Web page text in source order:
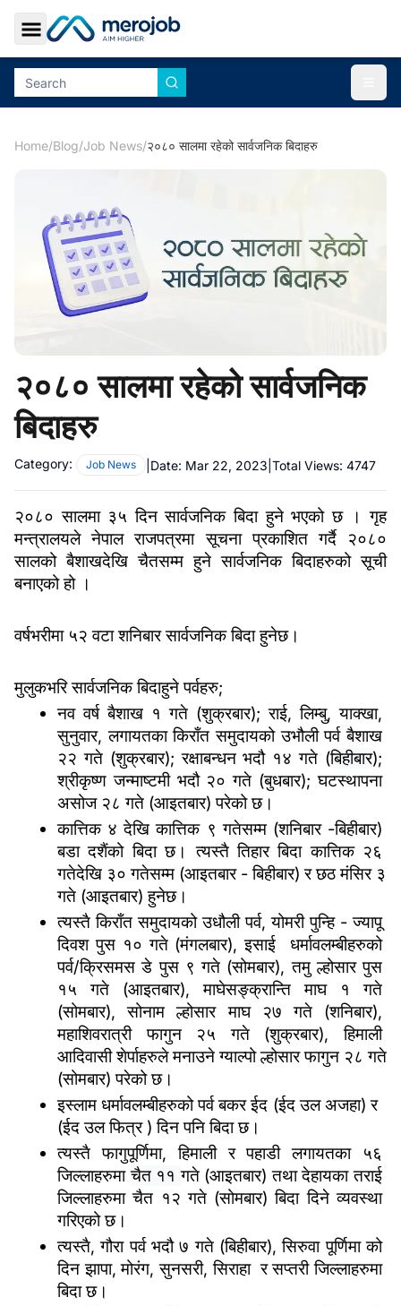
Toggle Sidebar
Home/Blog/Job News/२०८० सालमा रहेको सार्वजनिक बिदाहरु
२०८० सालमा रहेको सार्वजनिक
बिदाहरु
Category: Job News Date: Mar 22, 2023 Total Views: 4747
२०८० सालमा ३५ दिन सार्वजनिक बिदा हुने भएको छ । गृह
मन्त्रालयले नेपाल राजपत्रमा सूचना प्रकाशित गर्दै
सालको बैशाखदेखि चैतसम्म हुने सार्वजनिक बिदाहरुको सूची
बनाएको हो ।
वर्षभरीमा ५२ वटा शनिबार सार्वजनिक बिदा हुनेछ।
मुलुकभरि सार्वजनिक बिदाहुने पर्वहरु;
नव वर्ष बैशाख १ गते (शुक्रबार); राई, लिम्बु, याक्खा,
सुनुवार, लगायतका किराँत समुदायको उभौली पर्व बैशाख
२२ गते (शुक्रबार); रक्षाबन्धन भदौ १४ गते (बिहीबार);
श्रीकृष्ण जन्माष्टमी भदौ २० गते (बुधबार); घटस्थापना
असोज २८ गते (आइतबार) परेको छ।
कात्तिक ४ देखि कात्तिक ९ गतेसम्म (शनिबार -बिहीबार)
बडा दशैंको बिदा छ। त्यस्तै तिहार बिदा कात्तिक २६
गतेदेखि ३० गतेसम्म (आइतबार - बिहीबार) र छठ मंसिर ३
गते (आइतबार) हुनेछ।
त्यस्तै किराँत समुदायको उधौली पर्व, योमरी पुन्हि - ज्यापू
दिवश पुस १० गते (मंगलबार), इसाई  धर्मावलम्बीहरुको
पर्व/क्रिसमस डे पुस ९ गते (सोमबार), तमु ल्होसार पुस
१५ गते (आइतबार), माघेसङ्क्रान्ति माघ १ गते
(सोमबार), सोनाम ल्होसार माघ २७ गते (शनिबार),
महाशिवरात्री फागुन २५ गते (शुक्रबार), हिमाली
आदिवासी शेर्पाहरुले मनाउने ग्याल्पो ल्होसार फागुन २८ गते
(सोमबार) परेको छ।
इस्लाम धर्मावलम्बीहरुको पर्व बकर ईद (ईद उल अजहा) र
(ईद उल फित्र ) दिन पनि बिदा छ।
त्यस्तै फागुपूर्णिमा, हिमाली र पहाडी लगायतका ५६
जिल्लाहरुमा चैत ११ गते (आइतबार) तथा देहायका तराई
जिल्लाहरुमा चैत १२ गते (सोमबार) बिदा दिने व्यवस्था
गरिएको छ।
त्यस्तै, गौरा पर्व भदौ ७ गते (बिहीबार), सिरुवा पूर्णिमा को
दिन झापा, मोरंग, सुनसरी, सिराहा  र सप्तरी जिल्लाहरुमा
बिदा छ।